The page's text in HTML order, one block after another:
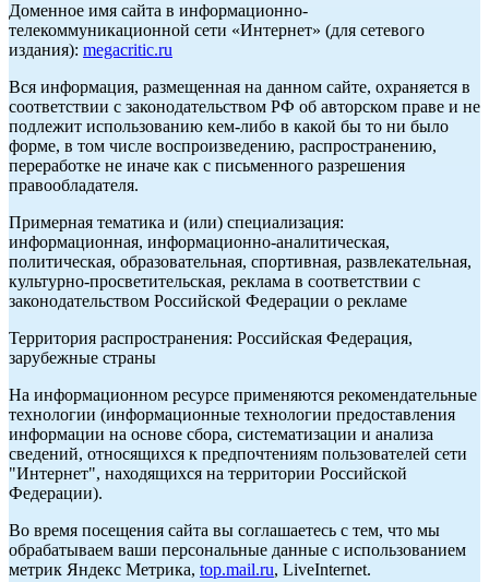
Доменное имя сайта в информационно-
телекоммуникационной сети «Интернет» (для сетевого
издания): megacritic.ru
Вся информация, размещенная на данном сайте, охраняется в
соответствии с законодательством РФ об авторском праве и не
подлежит использованию кем-либо в какой бы то ни было
форме, в том числе воспроизведению, распространению,
переработке не иначе как с письменного разрешения
правообладателя.
Примерная тематика и (или) специализация:
информационная, информационно-аналитическая,
политическая, образовательная, спортивная, развлекательная,
культурно-просветительская, реклама в соответствии с
законодательством Российской Федерации о рекламе
Территория распространения: Российская Федерация,
зарубежные страны
На информационном ресурсе применяются рекомендательные
технологии (информационные технологии предоставления
информации на основе сбора, систематизации и анализа
сведений, относящихся к предпочтениям пользователей сети
"Интернет", находящихся на территории Российской
Федерации).
Во время посещения сайта вы соглашаетесь с тем, что мы
обрабатываем ваши персональные данные с использованием
метрик Яндекс Метрика, top.mail.ru, LiveInternet.